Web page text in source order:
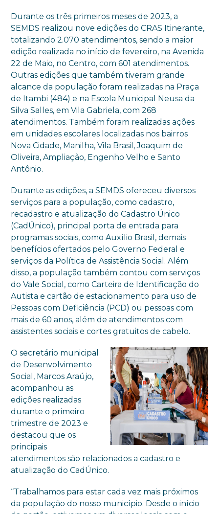
Durante os três primeiros meses de 2023, a
SEMDS realizou nove edições do CRAS Itinerante,
totalizando 2.070 atendimentos, sendo a maior
edição realizada no início de fevereiro, na Avenida
22 de Maio, no Centro, com 601 atendimentos.
Outras edições que também tiveram grande
alcance da população foram realizadas na Praça
de Itambi (484) e na Escola Municipal Neusa da
Silva Salles, em Vila Gabriela, com 268
atendimentos. Também foram realizadas ações
em unidades escolares localizadas nos bairros
Nova Cidade, Manilha, Vila Brasil, Joaquim de
Oliveira, Ampliação, Engenho Velho e Santo
Antônio.
Durante as edições, a SEMDS ofereceu diversos
serviços para a população, como cadastro,
recadastro e atualização do Cadastro Único
(CadÚnico), principal porta de entrada para
programas sociais, como Auxílio Brasil, demais
benefícios ofertados pelo Governo Federal e
serviços da Política de Assistência Social. Além
disso, a população também contou com serviços
do Vale Social, como Carteira de Identificação do
Autista e cartão de estacionamento para uso de
Pessoas com Deficiência (PCD) ou pessoas com
mais de 60 anos, além de atendimentos com
assistentes sociais e cortes gratuitos de cabelo.
O secretário municipal
de Desenvolvimento
Social, Marcos Araújo,
acompanhou as
edições realizadas
durante o primeiro
trimestre de 2023 e
destacou que os
principais
atendimentos são relacionados a cadastro e
atualização do CadÚnico.
“Trabalhamos para estar cada vez mais próximos
da população do nosso município. Desde o início